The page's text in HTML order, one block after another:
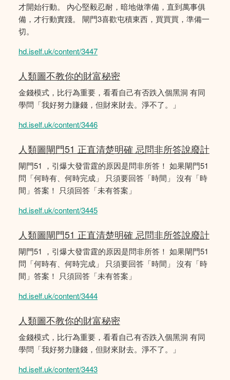
才開始行動。 內心堅毅忍耐，暗地做準備，直到萬事俱
備，才行動實踐。 閘門3喜歡屯積東西，買買買，準備一
切。
hd.iself.uk/content/3447
人類圖不教你的財富秘密
金錢模式，比行為重要，看看自己有否跌入個黑洞 有同
學問「我好努力賺錢，但財來財去。淨不了。」
hd.iself.uk/content/3446
人類圖閘門51 正直清楚明確 忌問非所答說廢計
閘門51 ，引爆大發雷霆的原因是問非所答！ 如果閘門51
問「何時有、何時完成」 只須要回答「時間」 沒有「時
間」答案！ 只須回答「未有答案」
hd.iself.uk/content/3445
人類圖閘門51 正直清楚明確 忌問非所答說廢計
閘門51 ，引爆大發雷霆的原因是問非所答！ 如果閘門51
問「何時有、何時完成」 只須要回答「時間」 沒有「時
間」答案！ 只須回答「未有答案」
hd.iself.uk/content/3444
人類圖不教你的財富秘密
金錢模式，比行為重要，看看自己有否跌入個黑洞 有同
學問「我好努力賺錢，但財來財去。淨不了。」
hd.iself.uk/content/3443